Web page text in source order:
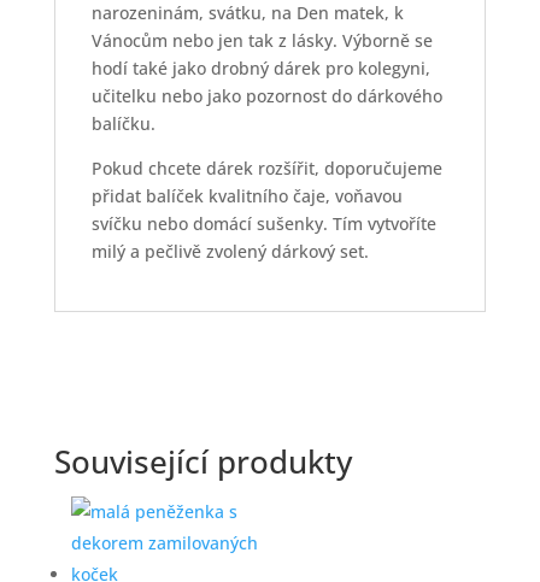
narozeninám, svátku, na Den matek, k
Vánocům nebo jen tak z lásky. Výborně se
hodí také jako drobný dárek pro kolegyni,
učitelku nebo jako pozornost do dárkového
balíčku.
Pokud chcete dárek rozšířit, doporučujeme
přidat balíček kvalitního čaje, voňavou
svíčku nebo domácí sušenky. Tím vytvoříte
milý a pečlivě zvolený dárkový set.
Související produkty